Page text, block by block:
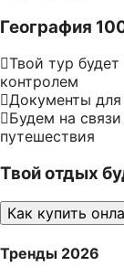
География
Твой тур
контролем
Документы для
Будем на
путешествия
Твой отдых
Как купить
Тренды 2026